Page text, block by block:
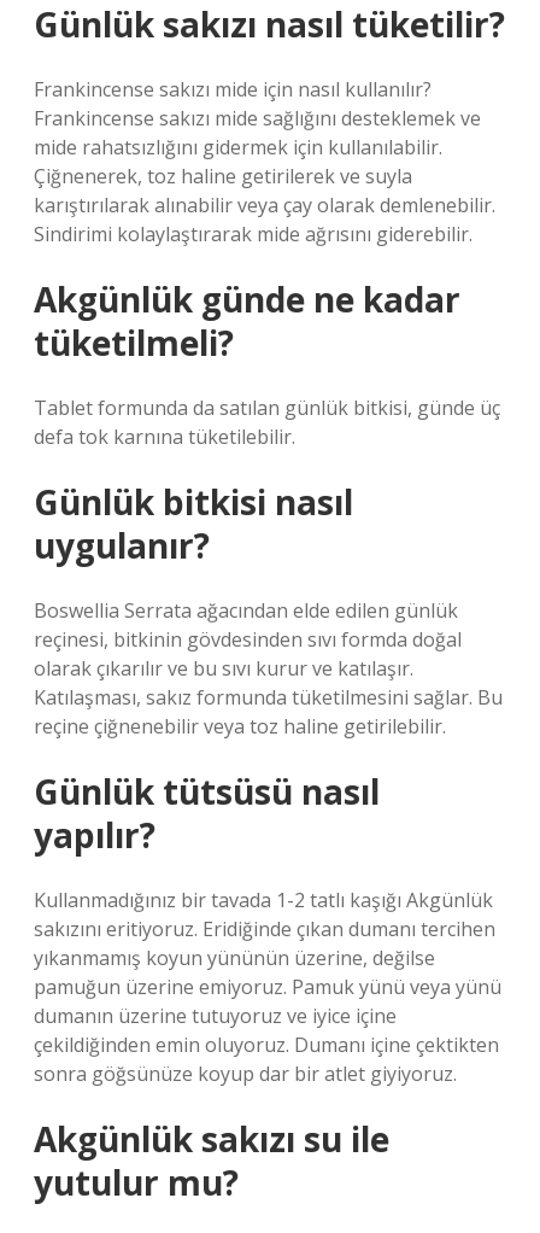
Günlük sakızı nasıl tüketilir?
Frankincense sakızı mide için nasıl kullanılır?
Frankincense sakızı mide sağlığını desteklemek ve
mide rahatsızlığını gidermek için kullanılabilir.
Çiğnenerek, toz haline getirilerek ve suyla
karıştırılarak alınabilir veya çay olarak demlenebilir.
Sindirimi kolaylaştırarak mide ağrısını giderebilir.
Akgünlük günde ne kadar
tüketilmeli?
Tablet formunda da satılan günlük bitkisi, günde üç
defa tok karnına tüketilebilir.
Günlük bitkisi nasıl
uygulanır?
Boswellia Serrata ağacından elde edilen günlük
reçinesi, bitkinin gövdesinden sıvı formda doğal
olarak çıkarılır ve bu sıvı kurur ve katılaşır.
Katılaşması, sakız formunda tüketilmesini sağlar. Bu
reçine çiğnenebilir veya toz haline getirilebilir.
Günlük tütsüsü nasıl
yapılır?
Kullanmadığınız bir tavada 1-2 tatlı kaşığı Akgünlük
sakızını eritiyoruz. Eridiğinde çıkan dumanı tercihen
yıkanmamış koyun yününün üzerine, değilse
pamuğun üzerine emiyoruz. Pamuk yünü veya yünü
dumanın üzerine tutuyoruz ve iyice içine
çekildiğinden emin oluyoruz. Dumanı içine çektikten
sonra göğsünüze koyup dar bir atlet giyiyoruz.
Akgünlük sakızı su ile
yutulur mu?